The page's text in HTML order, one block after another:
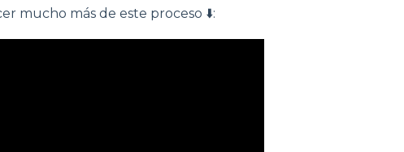
mucho más de este proceso ⬇️: